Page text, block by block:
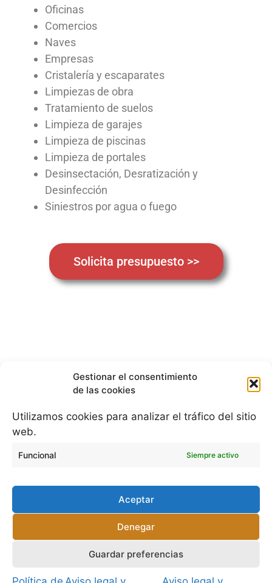
Gestionar el consentimiento
de las cookies
Utilizamos cookies para analizar el tráfico del sitio
web.
Funcional Siempre activo
Aceptar
Denegar
Guardar preferencias
Oficinas
Comercios
Naves
Empresas
Cristalería y escaparates
Limpiezas de obra
Tratamiento de suelos
Limpieza de garajes
Limpieza de piscinas
Limpieza de portales
Desinsectación, Desratización y
Desinfección
Siniestros por agua o fuego
Solicita presupuesto >>
Blog de limpieza a domicilio
Política de cookies (UE)
Aviso legal y política de privacidad